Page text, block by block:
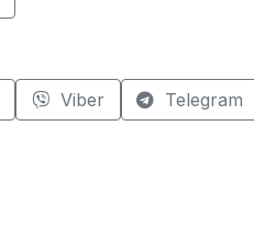
Viber Telegram